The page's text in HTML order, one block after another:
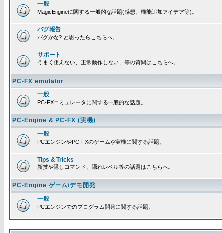
一般
MagicEngineに関する一般的な話題(感想、機能追加アイデア等)。
バグ報告
バグかな? と思ったらこちらへ。
サポート
うまく使えない、正常動作しない、等の質問はこちらへ。
PC-FX emulator
一般
PC-FXエミュレータに関する一般的な話題。
PC-Engine & PC-FX (実機)
一般
PCエンジンやPC-FXのゲームや実機に関する話題。
Tips & Tricks
新技や隠しコマンド、隠れレベル等の話題はこちらへ。
PC-Engine ゲーム/デモ開発
一般
PCエンジンでのプログラム開発に関する話題。